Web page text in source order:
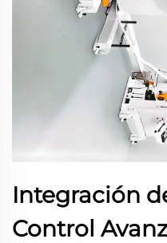
Integración
Control